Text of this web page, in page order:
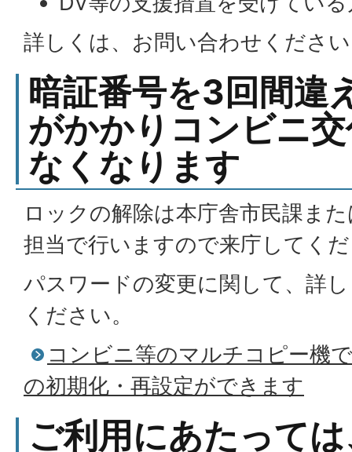
詳しくは、お問い合わせくださ
暗証番号を3回間違
がかかりコンビニ
なくなります
ロックの解除は本庁舎市民課ま
担当で行いますので来庁してく
パスワードの変更に関して、詳
ください。
コンビニ等のマルチコピー機
の初期化・再設定ができます
ご利用にあたって